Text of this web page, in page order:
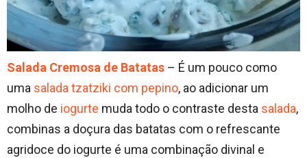
Salada Cremosa de Batatas – É um pouco como
uma salada tzatziki com pepino, ao adicionar um
molho de iogurte muda todo o contraste desta salada,
combinas a doçura das batatas com o refrescante
agridoce do iogurte é uma combinação divinal e